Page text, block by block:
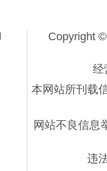
Copyright
经
本网站所刊载
网站不良信息
违